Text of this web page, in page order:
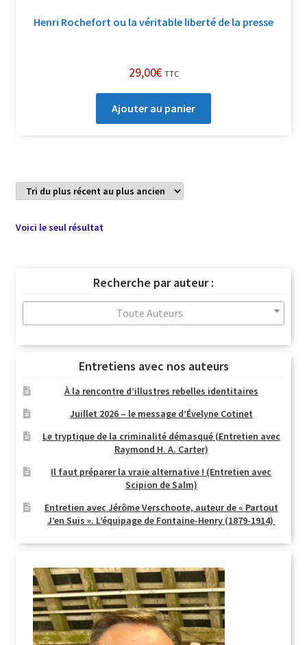
Henri Rochefort ou la véritable liberté de la presse
29,00€ TTC
Ajouter au panier
Voici le seul résultat
Recherche par auteur :
Toute Auteurs
Entretiens avec nos auteurs
À la rencontre d’illustres rebelles identitaires
Juillet 2026 – le message d’Évelyne Cotinet
Le tryptique de la criminalité démasqué (Entretien avec
Raymond H. A. Carter)
Il faut préparer la vraie alternative ! (Entretien avec
Scipion de Salm)
Entretien avec Jérôme Verschoote, auteur de « Partout
J’en Suis ». L’équipage de Fontaine-Henry (1879-1914)